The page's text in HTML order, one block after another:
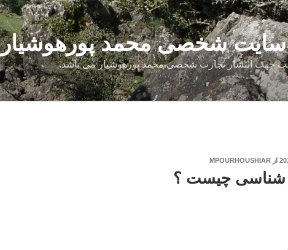
شخصی محمد پورهوشیار
جهت انتشار تجارب شخصی محمد پورهوشیار می باشد.
از MPOURHOUSHIAR
شناسی چیست ؟